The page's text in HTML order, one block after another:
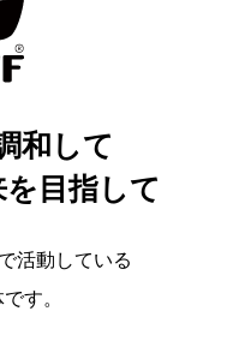
和して
目指して
活動している
す。